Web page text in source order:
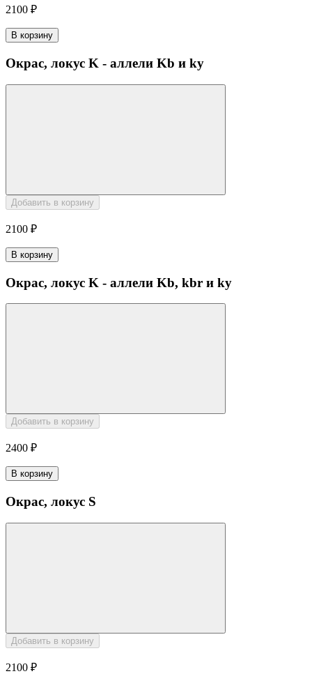
2100 ₽
В корзину
Окрас, локус K - аллели Kb и ky
Добавить в корзину
2100 ₽
В корзину
Окрас, локус K - аллели Kb, kbr и ky
Добавить в корзину
2400 ₽
В корзину
Окрас, локус S
Добавить в корзину
2100 ₽